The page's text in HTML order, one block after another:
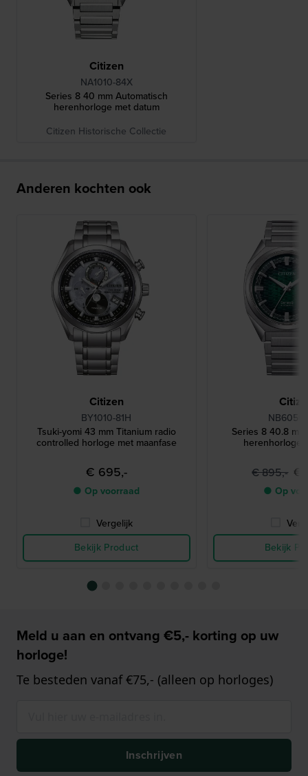
Citizen
NA1010-84X
Series 8 40 mm Automatisch
herenhorloge met datum
Citizen Historische Collectie
Anderen kochten ook
Citizen
BY1010-81H
Tsuki-yomi 43 mm Titanium radio
controlled horloge met maanfase
€ 695,-
● Op voorraad
Vergelijk
Bekijk Product
Series 8 40.8
herenhorloge
€ 895,- €
● Op
Bekijk
Meld u aan en ontvang €5,- korting op uw
horloge!
Te besteden vanaf €75,- (alleen op horloges)
Inschrijven